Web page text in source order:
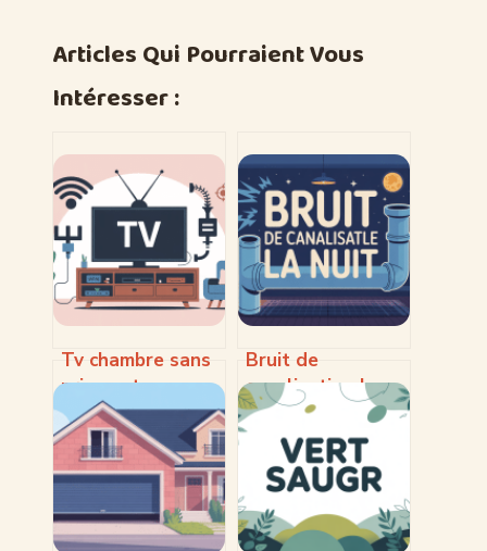
Articles Qui Pourraient Vous
Intéresser :
Tv chambre sans
prise antenne :
toutes les
solutions
vraiment efficaces
Bruit de
canalisation la
nuit : causes,
solutions et
droits des
occupants